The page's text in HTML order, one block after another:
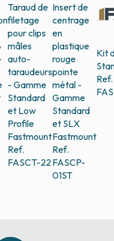
Taraud de
filetage
pour clips
mâles
auto-
taraudeurs
- Gamme
Standard
et Low
Profile
Fastmount
Ref.
FASCT-22
Insert de
centrage
en
plastique
rouge
pointe
métal -
Gamme
Standard
et SLX
Fastmount
Ref.
FASCP-
01ST
Kit
Ref.